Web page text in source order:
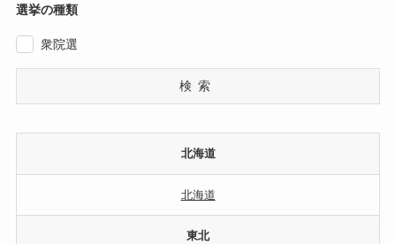
選挙の種類
衆院選
検索
北海道
北海道
東北